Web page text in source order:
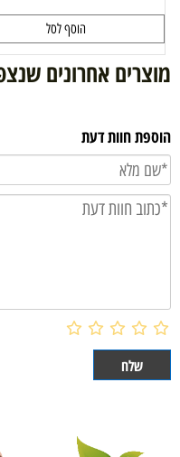
הוסף לסל
מוצרים אחרונים
הוספת חוות דעת